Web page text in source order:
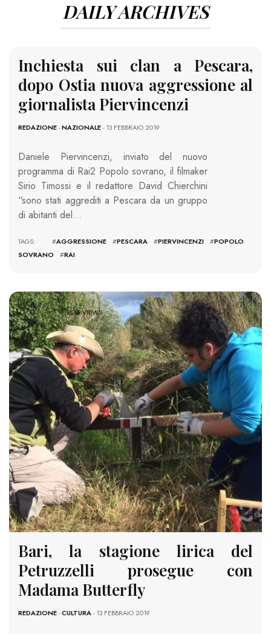
DAILY ARCHIVES
Inchiesta sui clan a Pescara,
dopo Ostia nuova aggressione al
giornalista Piervincenzi
REDAZIONE-NAZIONALE- 13 FEBBRAIO 2019
Daniele Piervincenzi, inviato del nuovo
programma di Rai2 Popolo sovrano, il filmaker
Sirio Timossi e il redattore David Chierchini
“sono stati aggrediti a Pescara da un gruppo
di abitanti del…
TAGS: #AGGRESSIONE #PESCARA #PIERVINCENZI #POPOLO
SOVRANO
#RAI
1846 VIEWS
Bari, la stagione lirica del
Petruzzelli prosegue con
Madama Butterfly
REDAZIONE-CULTURA- 13 FEBBRAIO 2019